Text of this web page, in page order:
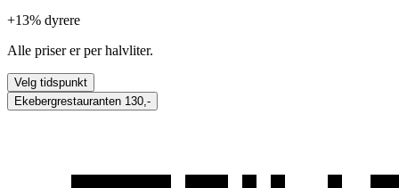
+13% dyrere
Alle priser er per halvliter.
Velg tidspunkt
Ekebergrestauranten 130,-